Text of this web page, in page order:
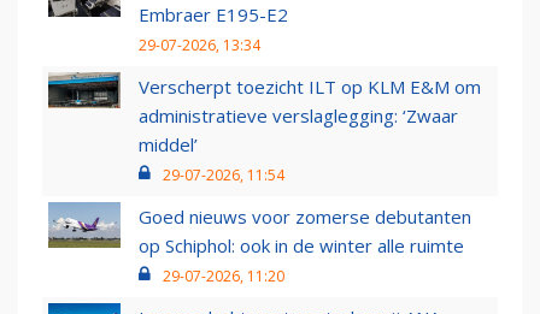
Embraer E195-E2
29-07-2026, 13:34
Verscherpt toezicht ILT op KLM E&M om
administratieve verslaglegging: ‘Zwaar
middel’
29-07-2026, 11:54
Goed nieuws voor zomerse debutanten
op Schiphol: ook in de winter alle ruimte
29-07-2026, 11:20